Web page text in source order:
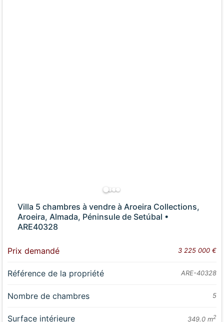
Villa 5 chambres à vendre à Aroeira Collections,
Aroeira, Almada, Péninsule de Setúbal •
ARE40328
Prix demandé 3 225 000 €
Référence de la propriété ARE-40328
Nombre de chambres 5
Surface intérieure 349.0 m2